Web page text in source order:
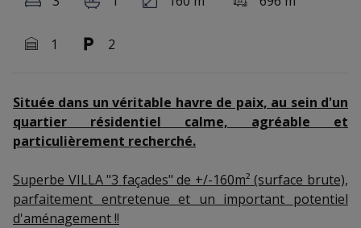
1 2
Située dans un véritable havre de paix, au sein d'un
quartier résidentiel calme, agréable et
particulièrement recherché.
Superbe VILLA "3 façades" de +/-160m² (surface brute),
parfaitement entretenue et un important potentiel
d'aménagement !!